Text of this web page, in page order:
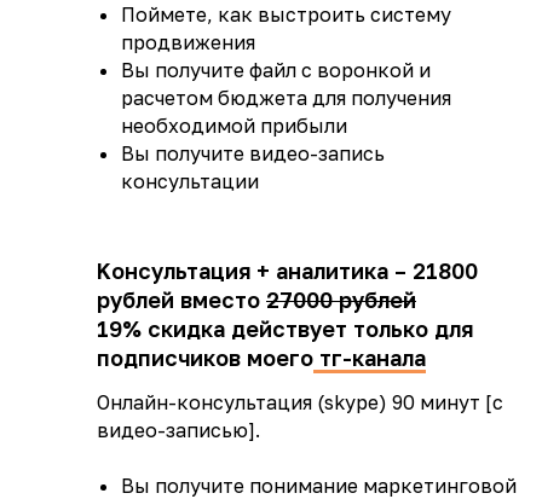
Поймете, как выстроить систему
продвижения
Вы получите файл с воронкой и
расчетом бюджета для получения
необходимой прибыли
Вы получите видео-запись
консультации
Kонсультация + аналитика – 21800
рублей вместо 27000 рублей
19% скидка действует только для
подписчиков моего тг-канала
Онлайн-консультация (skype) 90 минут [с
видео-записью].
Вы получите понимание маркетинговой